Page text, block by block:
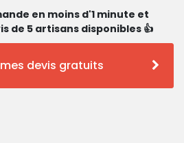
en moins d'1 minute et
de 5 artisans disponibles 👍
devis gratuits